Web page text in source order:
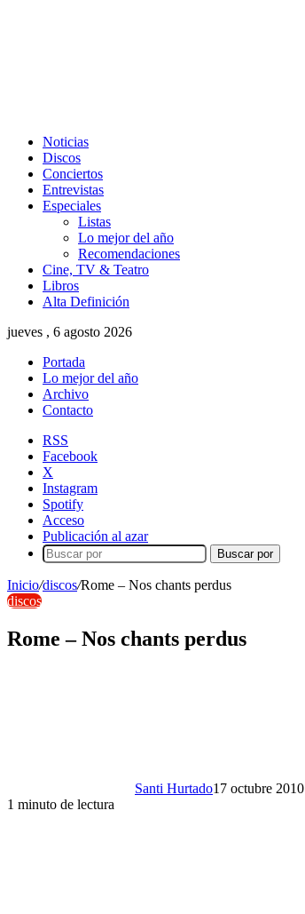
Noticias
Discos
Conciertos
Entrevistas
Especiales
Listas
Lo mejor del año
Recomendaciones
Cine, TV & Teatro
Libros
Alta Definición
jueves , 6 agosto 2026
Portada
Lo mejor del año
Archivo
Contacto
RSS
Facebook
X
Instagram
Spotify
Acceso
Publicación al azar
Buscar por
Inicio/discos/Rome – Nos chants perdus
discos
Rome – Nos chants perdus
Santi Hurtado17 octubre 2010
1 minuto de lectura